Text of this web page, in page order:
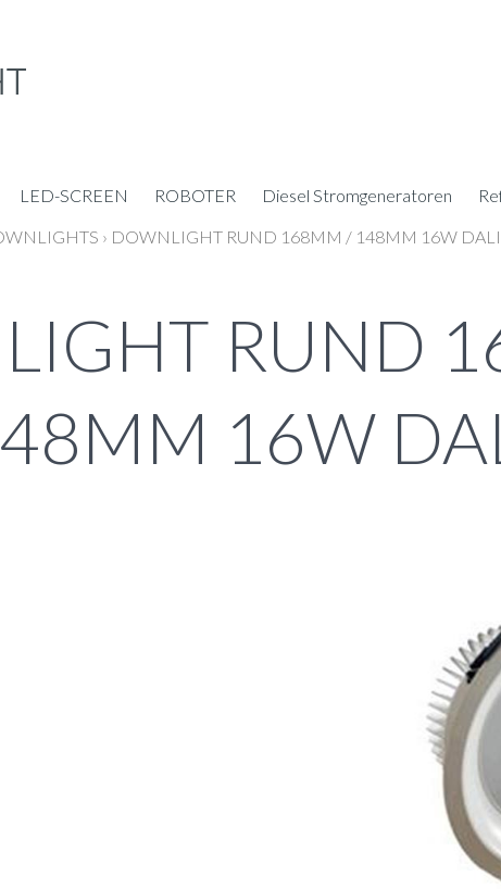
LED-SCREEN ROBOTER Diesel Stromgeneratoren
› DOWNLIGHT RUND 168MM / 148MM 16W DALI
RUND
16W